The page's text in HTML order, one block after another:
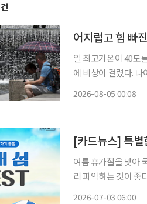
건
어지럽고 힘 빠
일 최고기온이 40도
에 비상이 걸렸다.
2026-08-05 00:08
[카드뉴스] 특별
여름 휴가철을 맞아
리 파악하는 것이 좋
2026-07-03 06:00